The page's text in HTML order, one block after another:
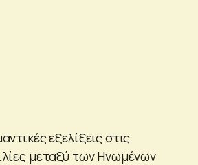
εξελίξεις στις
μεταξύ των Ηνωμένων